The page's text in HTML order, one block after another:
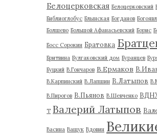
Белоцерковская Белоцерковский
Библиоглобус Блынская Богданов
Болшево Большой Афанасьевский Борис
Босс Сорокин Братовка
Бритвина Булгаковский дом Буранцев
Буцкий В.Гончаров В.Ермаков
В.Карпинский В.Лапшин В.Латыпов
В.Пирогов В.Пьянов В.Шевченко
Т Валерий Латыпов
Васина Ващук Вдовин